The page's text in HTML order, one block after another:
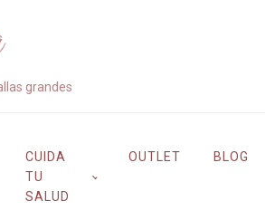
grandes
CUIDA
TU
SALUD
OUTLET BLOG